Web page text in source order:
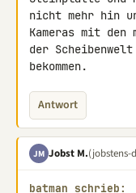
nicht mehr hin
Kameras mit den
der
bekommen.
Antwort
JM Jobst M.(jobstens-
batman schrieb: